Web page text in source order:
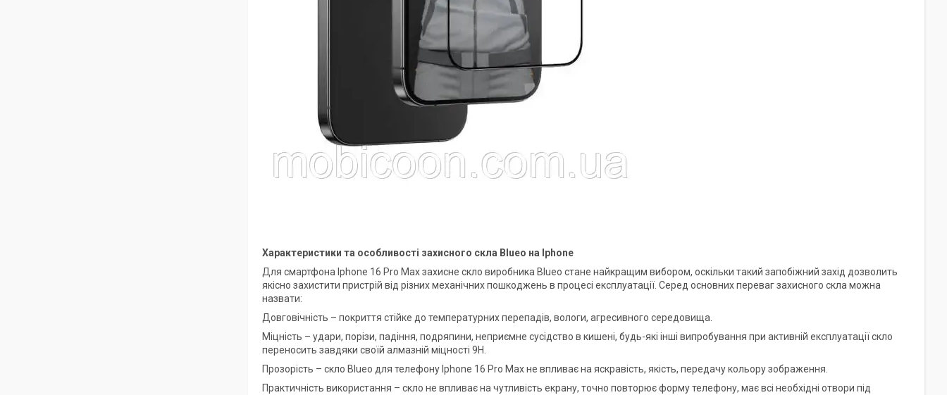
Характеристики та особливості захисного скла Blueo на Iphone
Для смартфона Iphone 16 Pro Max захисне скло виробника Blueo стане найкращим вибором, оскільки такий запобіжний захід дозволить
якісно захистити пристрій від різних механічних пошкоджень в процесі експлуатації. Серед основних переваг захисного скла можна
назвати:
Довговічність – покриття стійке до температурних перепадів, вологи, агресивного середовища.
Міцність – удари, порізи, падіння, подряпини, неприємне сусідство в кишені, будь-які інші випробування при активній експлуатації скло
переносить завдяки своїй алмазній міцності 9Н.
Прозорість – скло Blueo для телефону Iphone 16 Pro Max не впливає на яскравість, якість, передачу кольору зображення.
Практичність використання – скло не впливає на чутливість екрану, точно повторює форму телефону, має всі необхідні отвори під